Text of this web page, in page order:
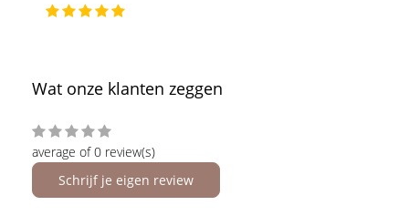
Wat onze klanten zeggen
average of 0 review(s)
Schrijf je eigen review